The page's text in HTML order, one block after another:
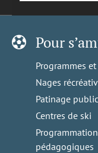
Pour
Programmes
Nages
Patinage public
Centres de ski
pédagogiques